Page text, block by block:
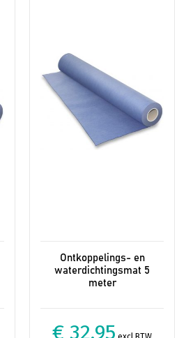
Ontkoppelings- en
waterdichtingsmat 5
meter
€ 32,95